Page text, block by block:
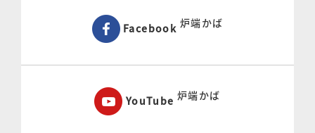
Facebook 炉端かば
YouTube 炉端かば